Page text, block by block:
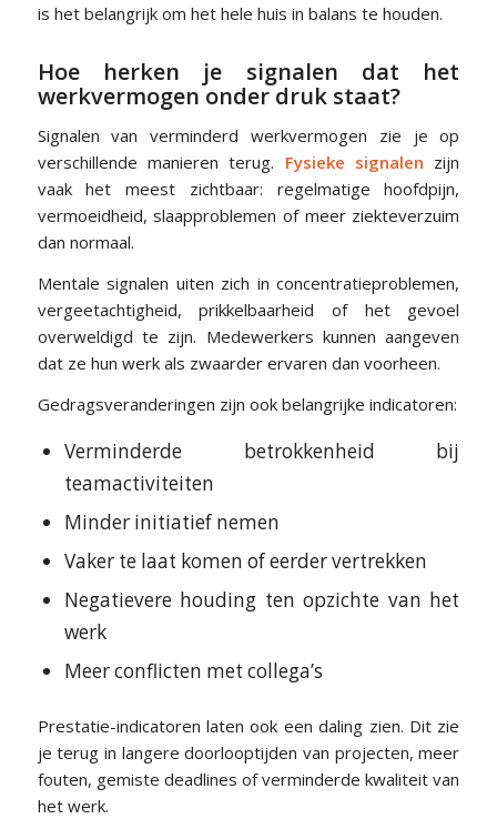
is het belangrijk om het hele huis in balans te houden.
Hoe herken je signalen dat het
werkvermogen onder druk staat?
Signalen van verminderd werkvermogen zie je op
verschillende manieren terug. Fysieke signalen zijn
vaak het meest zichtbaar: regelmatige hoofdpijn,
vermoeidheid, slaapproblemen of meer ziekteverzuim
dan normaal.
Mentale signalen uiten zich in concentratieproblemen,
vergeetachtigheid, prikkelbaarheid of het gevoel
overweldigd te zijn. Medewerkers kunnen aangeven
dat ze hun werk als zwaarder ervaren dan voorheen.
Gedragsveranderingen zijn ook belangrijke indicatoren:
Verminderde betrokkenheid bij
teamactiviteiten
Minder initiatief nemen
Vaker te laat komen of eerder vertrekken
Negatievere houding ten opzichte van het
werk
Meer conflicten met collega’s
Prestatie-indicatoren laten ook een daling zien. Dit zie
je terug in langere doorlooptijden van projecten, meer
fouten, gemiste deadlines of verminderde kwaliteit van
het werk.